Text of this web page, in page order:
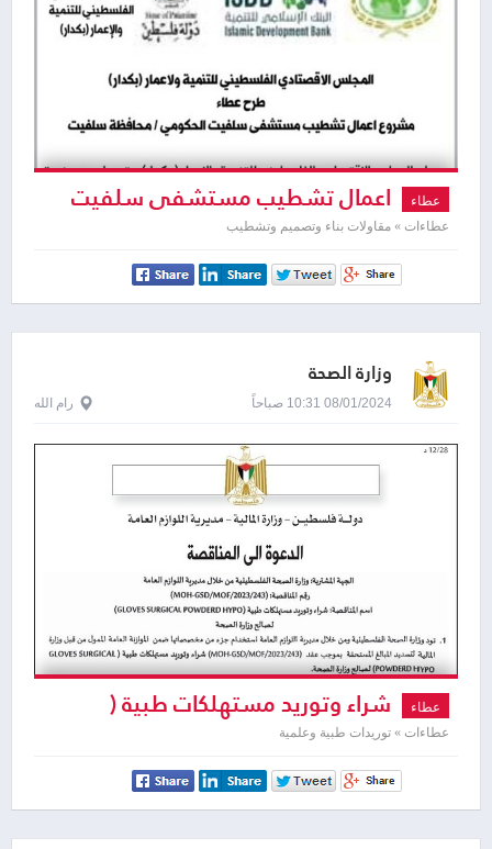
عطاء اعمال تشطيب مستشفى سلفيت
الحكومي
عطاءات » مقاولات بناء وتصميم وتشطيب
وزارة الصحة
08/01/2024 10:31 صباحاً رام الله
عطاء شراء وتوريد مستهلكات طبية (
GLOVES SURGICAL POWDERD
HYPO
عطاءات » توريدات طبية وعلمية